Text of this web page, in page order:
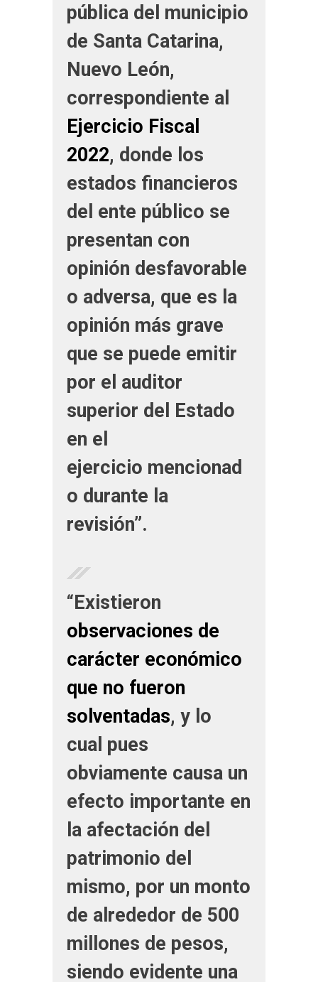
pública del municipio
de Santa Catarina,
Nuevo León,
correspondiente al
Ejercicio Fiscal
2022, donde los
estados financieros
del ente público se
presentan con
opinión desfavorable
o adversa, que es la
opinión más grave
que se puede emitir
por el auditor
superior del Estado
en el
ejercicio mencionad
o durante la
revisión”.
“Existieron
observaciones de
carácter económico
que no fueron
solventadas, y lo
cual pues
obviamente causa un
efecto importante en
la afectación del
patrimonio del
mismo, por un monto
de alrededor de 500
millones de pesos,
siendo evidente una